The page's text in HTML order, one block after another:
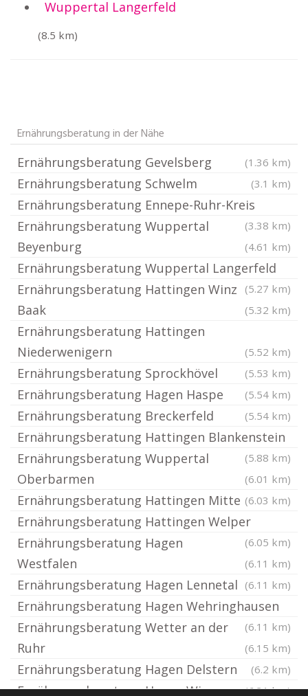
Wuppertal Langerfeld
(8.5 km)
Ernährungsberatung in der Nähe
Ernährungsberatung Gevelsberg (1.36 km)
Ernährungsberatung Schwelm (3.1 km)
Ernährungsberatung Ennepe-Ruhr-Kreis
(3.38 km)
Ernährungsberatung Wuppertal
Beyenburg
(4.61 km)
Ernährungsberatung Wuppertal Langerfeld
(5.27 km)
Ernährungsberatung Hattingen Winz
Baak
(5.32 km)
Ernährungsberatung Hattingen
Niederwenigern
(5.52 km)
Ernährungsberatung Sprockhövel (5.53 km)
Ernährungsberatung Hagen Haspe (5.54 km)
Ernährungsberatung Breckerfeld (5.54 km)
Ernährungsberatung Hattingen Blankenstein
(5.88 km)
Ernährungsberatung Wuppertal
Oberbarmen
(6.01 km)
Ernährungsberatung Hattingen Mitte (6.03 km)
Ernährungsberatung Hattingen Welper
(6.05 km)
Ernährungsberatung Hagen
Westfalen
(6.11 km)
Ernährungsberatung Hagen Lennetal (6.11 km)
Ernährungsberatung Hagen Wehringhausen
(6.11 km)
Ernährungsberatung Wetter an der
Ruhr
(6.15 km)
Ernährungsberatung Hagen Delstern (6.2 km)
Ernährungsberatung Hagen Winsen (6.31 km)